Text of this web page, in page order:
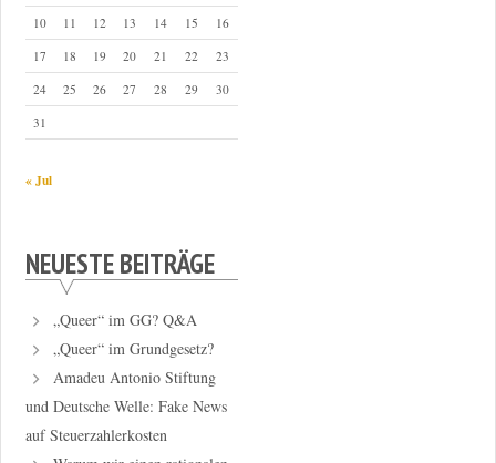
10
11 12 13 14 15
16
17
18 19 20 21 22
23
24
25 26 27 28 29
30
31
« Jul
NEUESTE BEITRÄGE
„Queer“ im GG? Q&A
„Queer“ im Grundgesetz?
Amadeu Antonio Stiftung
und Deutsche Welle: Fake News
auf Steuerzahlerkosten